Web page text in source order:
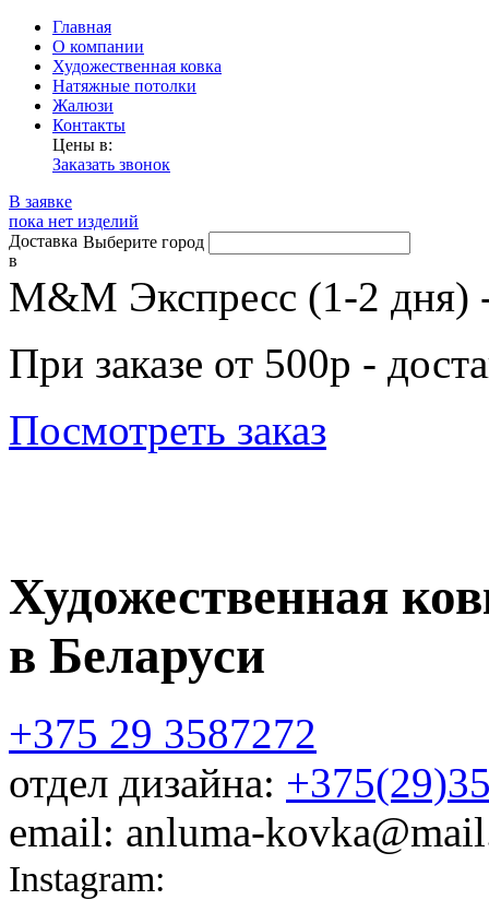
Главная
О компании
Художественная ковка
Натяжные потолки
Жалюзи
Контакты
Цены в:
Заказать звонок
В заявке
пока нет изделий
Доставка
в
Выберите город
М&М Экспресс (1-2 дня)
При заказе от 500р -
Посмотреть заказ
Художественная
в Беларуси
+375 29 3587272
отдел дизайна:
email: anluma-
Instagram: